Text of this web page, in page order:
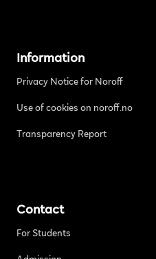
Information
Privacy Notice for Noroff
Use of cookies on noroff.no
Transparency Report
Contact
For Students